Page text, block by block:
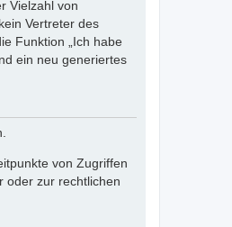
Vielzahl von
Vertreter des
Funktion „Ich habe
ein neu generiertes
von Zugriffen
oder zur rechtlichen